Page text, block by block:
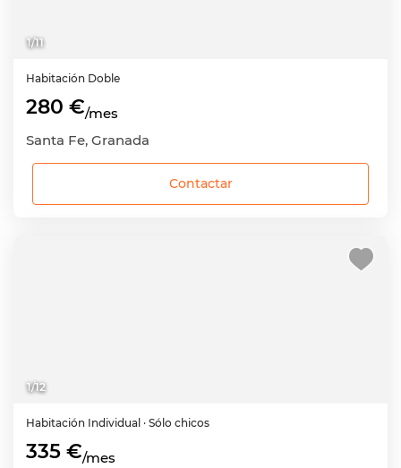
1/11
Habitación Doble
280 €/mes
Santa Fe, Granada
Contactar
1/12
Habitación Individual · Sólo chicos
335 €/mes